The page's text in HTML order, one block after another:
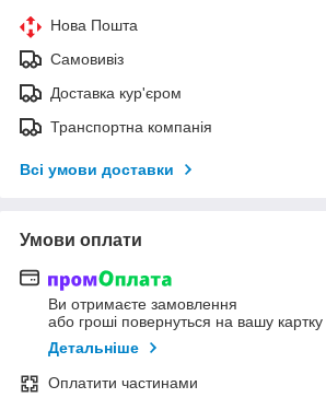
Нова Пошта
Самовивіз
Доставка кур'єром
Транспортна компанія
Всі умови доставки
Умови оплати
Ви отримаєте замовлення
або гроші повернуться на вашу картку
Детальніше
Оплатити частинами